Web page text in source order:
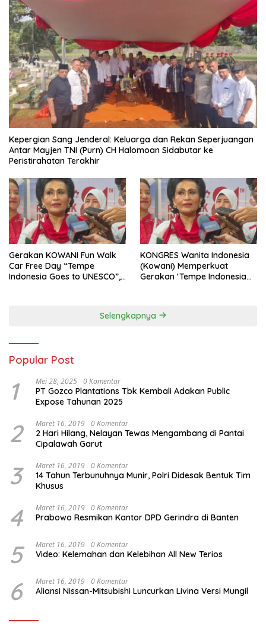
Kepergian Sang Jenderal: Keluarga dan Rekan Seperjuangan
Antar Mayjen TNI (Purn) CH Halomoan Sidabutar ke
Peristirahatan Terakhir
Gerakan KOWANI Fun Walk
Car Free Day “Tempe
Indonesia Goes to UNESCO”,
KONGRES Wanita Indonesia
(Kowani) Memperkuat
Gerakan ‘Tempe Indonesia
Selengkapnya
Popular Post
1 Mei 28, 2025 0 Komentar
PT Gozco Plantations Tbk Kembali Adakan Public
Expose Tahunan 2025
2 Maret 16, 2019 0 Komentar
2 Hari Hilang, Nelayan Tewas Mengambang di Pantai
Cipalawah Garut
3 Maret 16, 2019 0 Komentar
14 Tahun Terbunuhnya Munir, Polri Didesak Bentuk Tim
Khusus
4 Maret 16, 2019 0 Komentar
Prabowo Resmikan Kantor DPD Gerindra di Banten
5 Maret 16, 2019 0 Komentar
Video: Kelemahan dan Kelebihan All New Terios
6 Maret 16, 2019 0 Komentar
Aliansi Nissan-Mitsubishi Luncurkan Livina Versi Mungil